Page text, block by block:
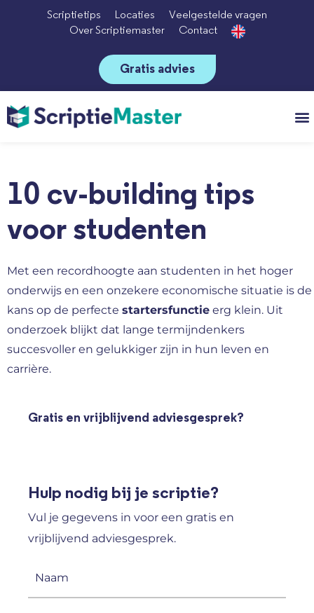
Scriptietips Locaties
Veelgestelde vragen
Over Scriptiemaster
Contact
Gratis advies
10 cv-building tips
voor studenten
Met een recordhoogte aan studenten in het hoger
onderwijs en een onzekere economische situatie is de
kans op de perfecte startersfunctie erg klein. Uit
onderzoek blijkt dat lange termijndenkers
succesvoller en gelukkiger zijn in hun leven en
carrière.
Gratis en vrijblijvend adviesgesprek?
Hulp nodig bij je scriptie?
Vul je gegevens in voor een gratis en
vrijblijvend adviesgesprek.